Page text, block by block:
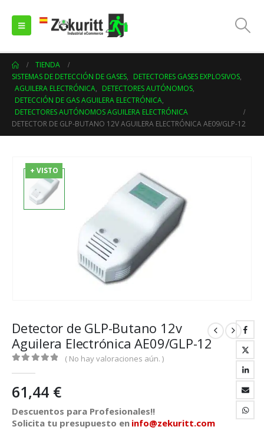
TIENDA
SISTEMAS DE DETECCIÓN DE GASES, DETECTORES GASES EXPLOSIVOS,
AGUILERA ELECTRÓNICA, DETECTORES AUTÓNOMOS,
DETECCIÓN DE GAS AGUILERA ELECTRÓNICA,
DETECTORES AUTÓNOMOS AGUILERA ELECTRÓNICA
DETECTOR DE GLP-BUTANO 12V AGUILERA ELECTRÓNICA AE09/GLP-12
+ VISTO
Detector de GLP-Butano 12v
Aguilera Electrónica AE09/GLP-12
( No hay valoraciones aún. )
61,44 €
Descuentos para Profesionales!!
Solicita tu presupuesto en info@zekuritt.com